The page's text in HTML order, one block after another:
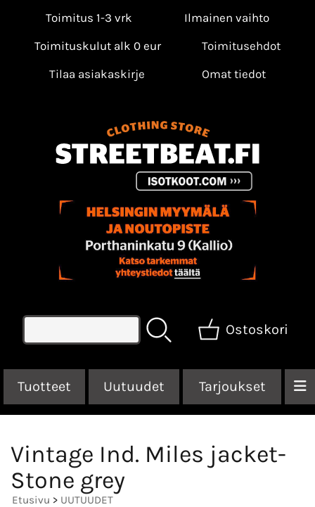
Toimitus 1-3 vrk
Ilmainen vaihto
Toimituskulut alk 0 eur
Toimitusehdot
Tilaa asiakaskirje
Omat tiedot
Ostoskori
Tuotteet Uutuudet Tarjoukset
Vintage Ind. Miles jacket-
Stone grey
Etusivu > UUTUUDET